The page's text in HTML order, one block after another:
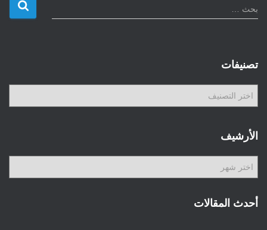
ل
ع
ن
بحث …
تصنيفات
ي
ف
ا
ت
الأرشيف
رأحدث المقالات